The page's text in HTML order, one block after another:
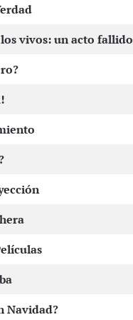
vivos: un acto fallido
Navidad?